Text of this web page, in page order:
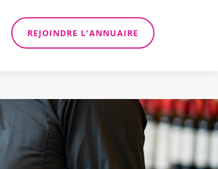
REJOINDRE L'ANNUAIRE